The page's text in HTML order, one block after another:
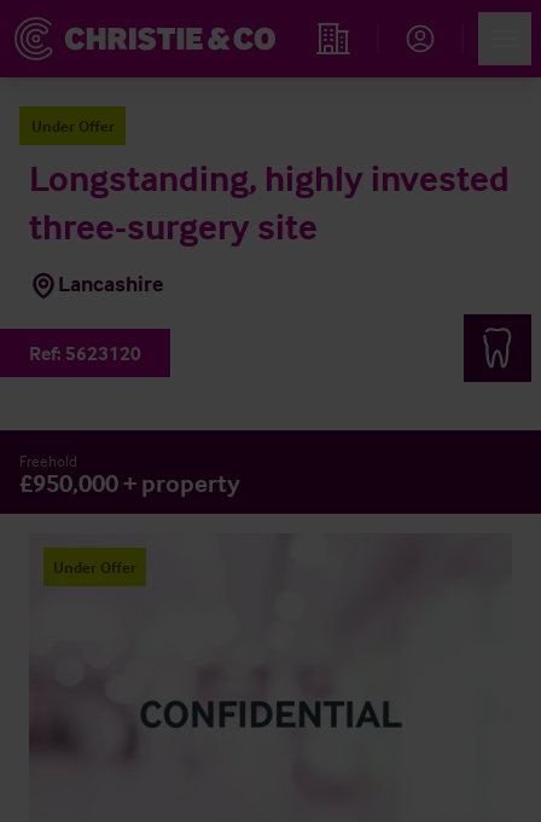
Immobiliensuche
Under Offer
Longstanding, highly invested
three-surgery site
Lancashire
Ref: 5623120
Freehold
£950,000 + property
Under Offer